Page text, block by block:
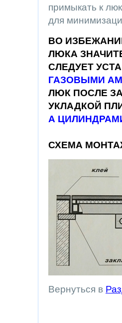
примыкать к
для
ВО
ЛЮКА
СЛЕДУЕТ
ГАЗОВЫМИ
ЛЮК ПОСЛЕ
УКЛАДКОЙ
А
СХЕМА
Вернуться в